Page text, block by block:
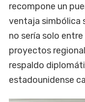
recompone un
ventaja simbólica
no sería solo
proyectos
respaldo
estadounidense